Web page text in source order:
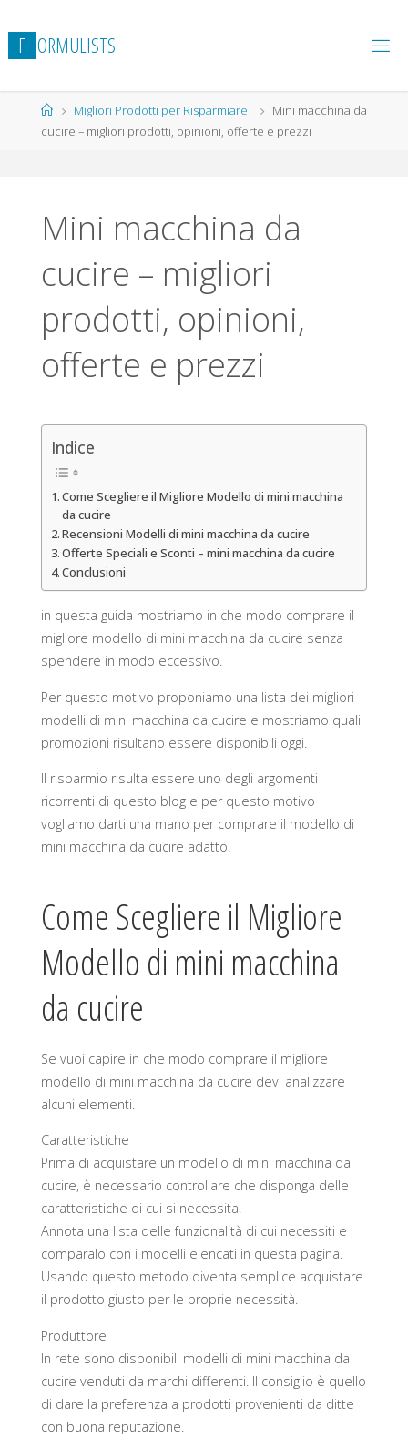
al
contenuto
F ORMULISTS
HomeMigliori Prodotti per Risparmiare
Mini macchina da
cucire – migliori prodotti, opinioni, offerte e prezzi
Mini macchina da
cucire – migliori
prodotti, opinioni,
offerte e prezzi
Indice
Come Scegliere il Migliore Modello di mini macchina
da cucire
Recensioni Modelli di mini macchina da cucire
Offerte Speciali e Sconti – mini macchina da cucire
Conclusioni
in questa guida mostriamo in che modo comprare il
migliore modello di mini macchina da cucire senza
spendere in modo eccessivo.
Per questo motivo proponiamo una lista dei migliori
modelli di mini macchina da cucire e mostriamo quali
promozioni risultano essere disponibili oggi.
Il risparmio risulta essere uno degli argomenti
ricorrenti di questo blog e per questo motivo
vogliamo darti una mano per comprare il modello di
mini macchina da cucire adatto.
Come Scegliere il Migliore
Modello di mini macchina
da cucire
Se vuoi capire in che modo comprare il migliore
modello di mini macchina da cucire devi analizzare
alcuni elementi.
Caratteristiche
Prima di acquistare un modello di mini macchina da
cucire, è necessario controllare che disponga delle
caratteristiche di cui si necessita.
Annota una lista delle funzionalità di cui necessiti e
comparalo con i modelli elencati in questa pagina.
Usando questo metodo diventa semplice acquistare
il prodotto giusto per le proprie necessità.
Produttore
In rete sono disponibili modelli di mini macchina da
cucire venduti da marchi differenti. Il consiglio è quello
di dare la preferenza a prodotti provenienti da ditte
con buona reputazione.